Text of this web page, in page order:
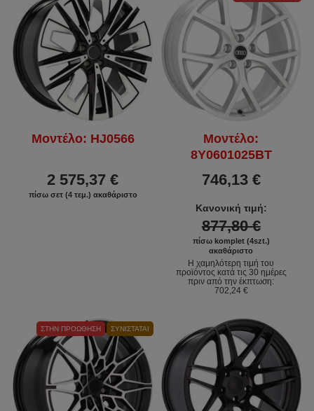
Μοντέλο: HJ0566
2 575,37 €
πίσω σετ (4 τεμ.) ακαθάριστο
Μοντέλο:
8Y0601025BT
Κανονική τιμή:
877,80 €
746,13 €
πίσω komplet (4szt.)
ακαθάριστο
Η χαμηλότερη τιμή του
προϊόντος κατά τις 30 ημέρες
πριν από την έκπτωση:
702,24 €
ΣΤΗΝ ΠΡΟΏΘΗΣΗ ΣΥΝΙΣΤΆΤΑΙ